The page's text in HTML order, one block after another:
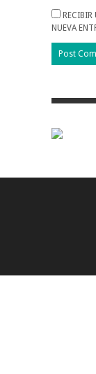
RECIBIR
NUEVA